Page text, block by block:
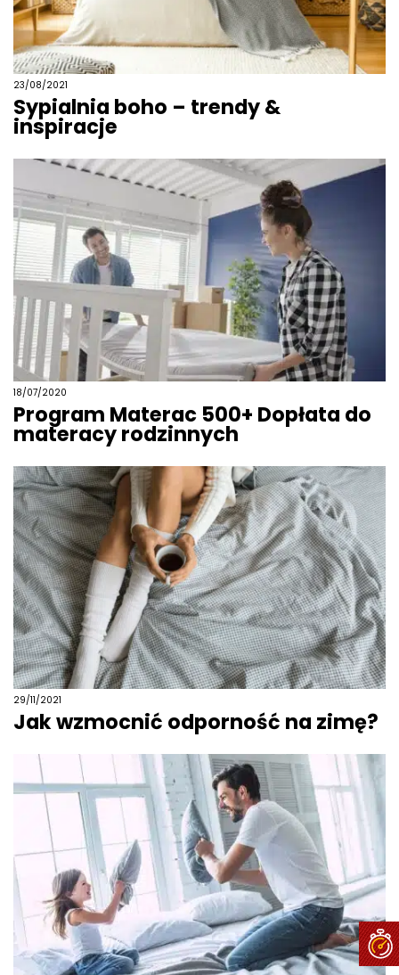
23/08/2021
Sypialnia boho – trendy &
inspiracje
18/07/2020
Program Materac 500+ Dopłata do
materacy rodzinnych
29/11/2021
Jak wzmocnić odporność na zimę?